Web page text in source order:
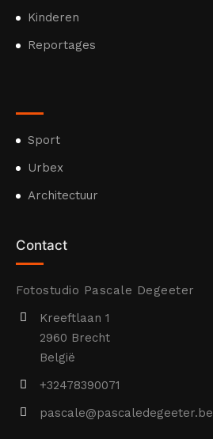
Kinderen
Reportages
Sport
Urbex
Architectuur
Contact
Fotostudio Pascale Degeeter
Kreeftlaan 1
2960 Brecht
België
+32478390071
pascale@pascaledegeeter.be